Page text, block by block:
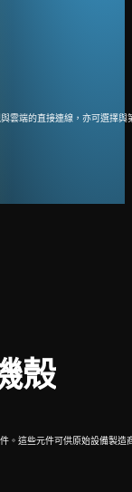
與雲端的直接連線，亦可選
殼
。這些元件可供原始設備製